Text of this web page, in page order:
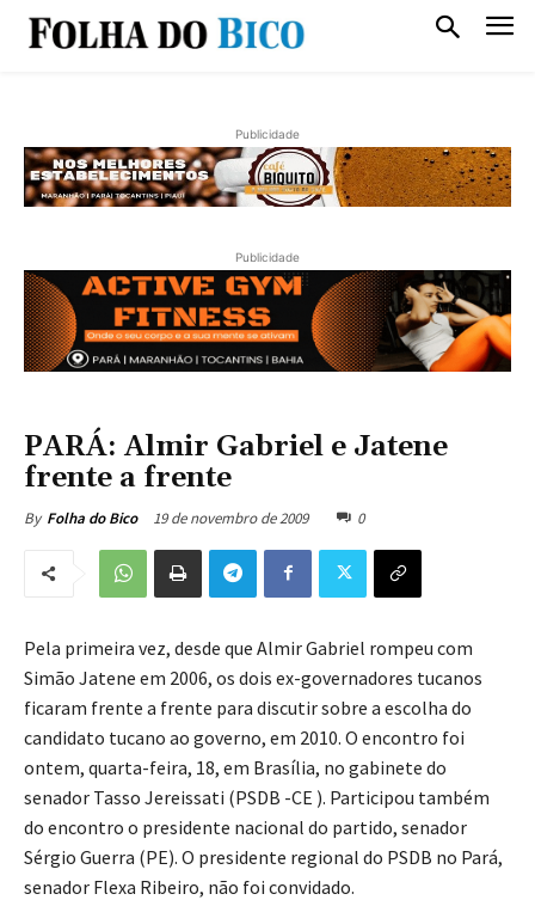
Publicidade
Publicidade
PARÁ: Almir Gabriel e Jatene
frente a frente
By Folha do Bico 19 de novembro de 2009 0
Pela primeira vez, desde que Almir Gabriel rompeu com
Simão Jatene em 2006, os dois ex-governadores tucanos
ficaram frente a frente para discutir sobre a escolha do
candidato tucano ao governo, em 2010. O encontro foi
ontem, quarta-feira, 18, em Brasília, no gabinete do
senador Tasso Jereissati (PSDB -CE ). Participou também
do encontro o presidente nacional do partido, senador
Sérgio Guerra (PE). O presidente regional do PSDB no Pará,
senador Flexa Ribeiro, não foi convidado.